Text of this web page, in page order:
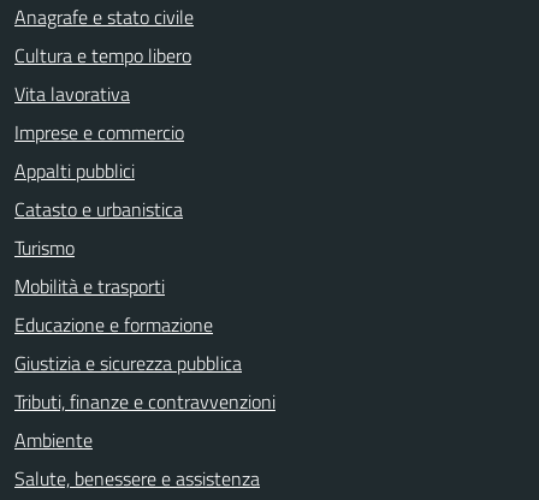
Anagrafe e stato civile
Cultura e tempo libero
Vita lavorativa
Imprese e commercio
Appalti pubblici
Catasto e urbanistica
Turismo
Mobilità e trasporti
Educazione e formazione
Giustizia e sicurezza pubblica
Tributi, finanze e contravvenzioni
Ambiente
Salute, benessere e assistenza